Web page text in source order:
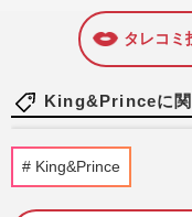
特に関心の高い題材の
しています！ タレコミ
King&Princeに関
King&Prince